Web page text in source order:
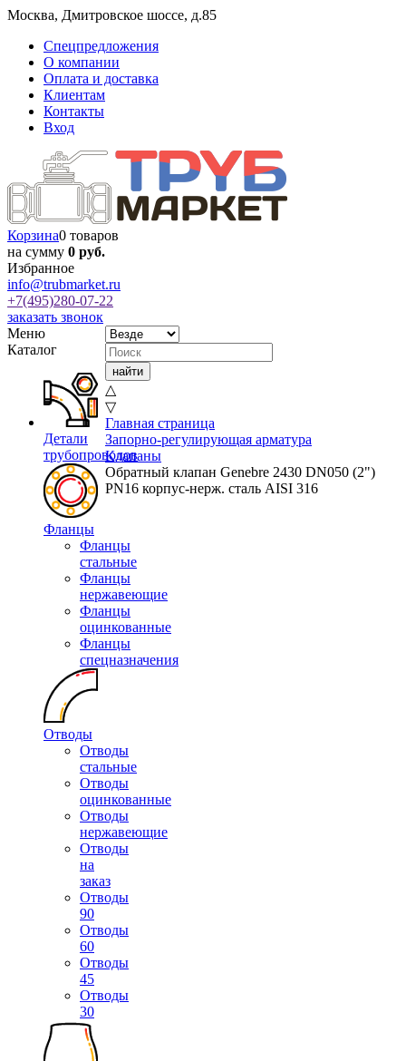
Москва, Дмитровское шоссе, д.85
Спецпредложения
О компании
Оплата и доставка
Клиентам
Контакты
Вход
Корзина0 товаров
на сумму 0 руб.
Избранное
info@trubmarket.ru
+7(495)280-07-22
заказать звонок
Меню
Каталог
Детали
трубопроводов
Фланцы
Фланцы
стальные
Фланцы
нержавеющие
Фланцы
оцинкованные
Фланцы
спецназначения
Отводы
Отводы
стальные
Отводы
оцинкованные
Отводы
нержавеющие
Отводы
на
заказ
Отводы
90
Отводы
60
Отводы
45
Отводы
30
△
▽
Главная страница
Запорно-регулирующая арматура
Клапаны
Обратный клапан Genebre 2430 DN050 (2")
PN16 корпус-нерж. сталь AISI 316